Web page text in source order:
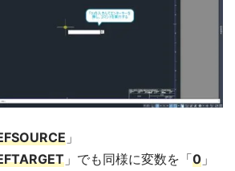
」
」でも同様に変数を「0 」